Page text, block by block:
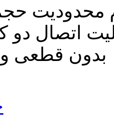
محدودیت
اتصال دو
بدون قطعی